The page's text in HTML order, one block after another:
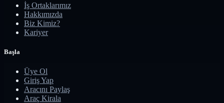
İş Ortaklarımız
Hakkımızda
Biz Kimiz?
Kariyer
Başla
Üye Ol
Giriş Yap
Aracını Paylaş
Araç Kirala